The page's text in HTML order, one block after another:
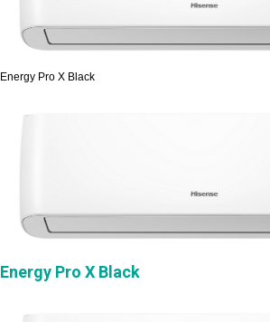
Energy Pro X Black
Energy Pro X Black